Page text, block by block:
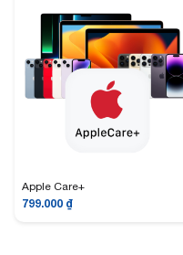
Apple Care+
799.000 ₫